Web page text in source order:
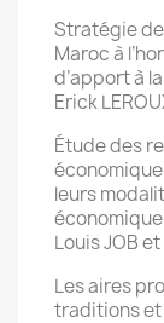
Stratégie
Maroc à
d’apport à
Erick
Étude des
leurs
Louis JOB
Les aires
traditions et